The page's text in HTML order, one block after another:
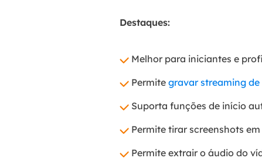
Destaques:
Melhor para iniciantes e
Permite gravar streaming de
Suporta funções de início
Permite tirar screenshots
Permite extrair o áudio do
